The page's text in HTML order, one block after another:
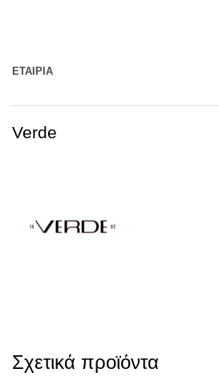
ΕΤΑΙΡΊΑ
Verde
Σχετικά προϊόντα